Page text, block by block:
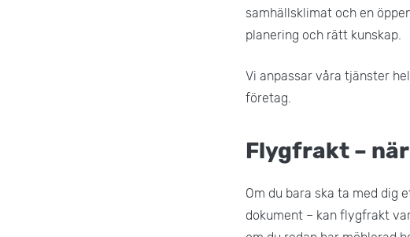
samhällsklimat och en
planering och rätt kunskap.
Vi anpassar våra tjänster
företag.
Flygfrakt –
Om du bara ska ta med dig
dokument – kan flygfrakt